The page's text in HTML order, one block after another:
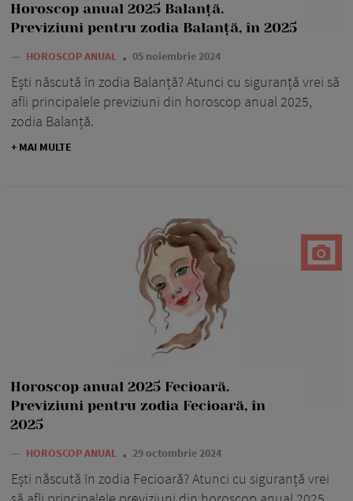
Horoscop anual 2025 Balanță.
Previziuni pentru zodia Balanță, în 2025
— HOROSCOP ANUAL 05 noiembrie 2024
Ești născută în zodia Balanță? Atunci cu siguranță vrei să
afli principalele previziuni din horoscop anual 2025,
zodia Balanță.
+ MAI MULTE
Horoscop anual 2025 Fecioară.
Previziuni pentru zodia Fecioară, în
2025
— HOROSCOP ANUAL 29 octombrie 2024
Ești născută în zodia Fecioară? Atunci cu siguranță vrei